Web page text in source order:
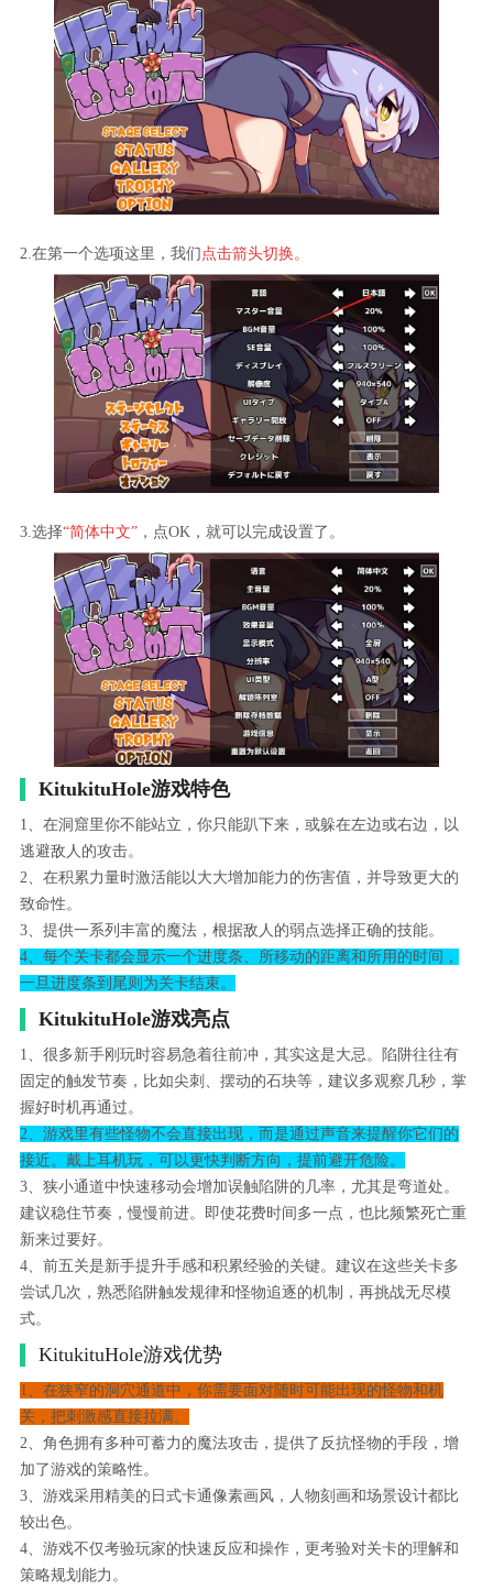
2.在第一个选项这里，我们 点击箭头切换。
3.选择“简体中文”，点OK，就可以完成设置了。
KitukituHole游戏特色
1、在洞窟里你不能站立，你只能趴下来，或躲在左边或右边，以
逃避敌人的攻击。
2、在积累力量时激活能以大大增加能力的伤害值，并导致更大的
致命性。
3、提供一系列丰富的魔法，根据敌人的弱点选择正确的技能。
4、每个关卡都会显示一个进度条、所移动的距离和所用的时间，
一旦进度条到尾则为关卡结束。
KitukituHole游戏亮点
1、很多新手刚玩时容易急着往前冲，其实这是大忌。陷阱往往有
固定的触发节奏，比如尖刺、摆动的石块等，建议多观察几秒，掌
握好时机再通过。
2、游戏里有些怪物不会直接出现，而是通过声音来提醒你它们的
接近。戴上耳机玩，可以更快判断方向，提前避开危险。
3、狭小通道中快速移动会增加误触陷阱的几率，尤其是弯道处。
建议稳住节奏，慢慢前进。即使花费时间多一点，也比频繁死亡重
新来过要好。
4、前五关是新手提升手感和积累经验的关键。建议在这些关卡多
尝试几次，熟悉陷阱触发规律和怪物追逐的机制，再挑战无尽模
式。
KitukituHole游戏优势
1、在狭窄的洞穴通道中，你需要面对随时可能出现的怪物和机
关，把刺激感直接拉满。
2、角色拥有多种可蓄力的魔法攻击，提供了反抗怪物的手段，增
加了游戏的策略性。
3、游戏采用精美的日式卡通像素画风，人物刻画和场景设计都比
较出色。
4、游戏不仅考验玩家的快速反应和操作，更考验对关卡的理解和
策略规划能力。